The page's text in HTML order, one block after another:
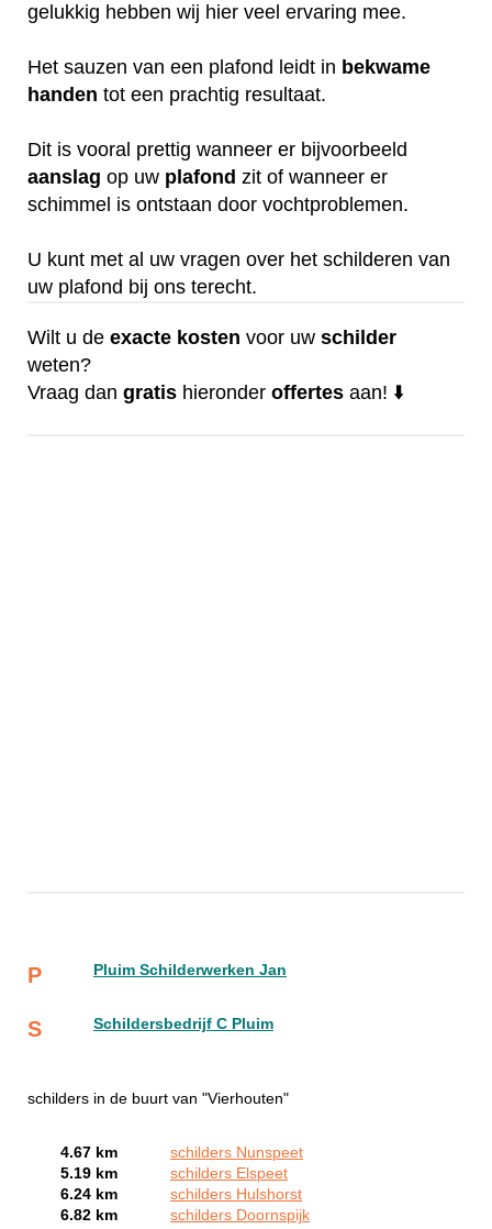
gelukkig hebben wij hier veel ervaring mee.
Het sauzen van een plafond leidt in bekwame
handen tot een prachtig resultaat.
Dit is vooral prettig wanneer er bijvoorbeeld
aanslag op uw plafond zit of wanneer er
schimmel is ontstaan door vochtproblemen.
U kunt met al uw vragen over het schilderen van
uw plafond bij ons terecht.
Wilt u de exacte kosten voor uw schilder
weten?
Vraag dan gratis hieronder offertes aan! ⬇️
P Pluim Schilderwerken Jan
S Schildersbedrijf C Pluim
schilders in de buurt van "Vierhouten"
4.67 km
schilders Nunspeet
5.19 km
schilders Elspeet
6.24 km
schilders Hulshorst
6.82 km
schilders Doornspijk